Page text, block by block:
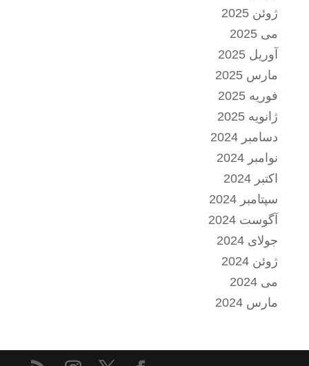
ژوئن 2025
می 2025
آوریل 2025
مارس 2025
فوریه 2025
ژانویه 2025
دسامبر 2024
نوامبر 2024
اکتبر 2024
سپتامبر 2024
آگوست 2024
جولای 2024
ژوئن 2024
می 2024
مارس 2024